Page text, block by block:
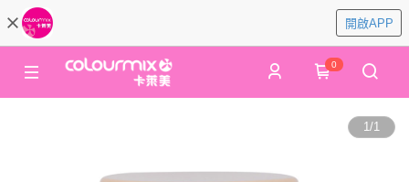
開啟APP
0
1/1